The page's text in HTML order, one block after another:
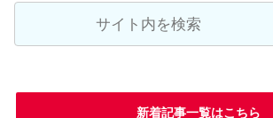
新着記事一覧はこちら